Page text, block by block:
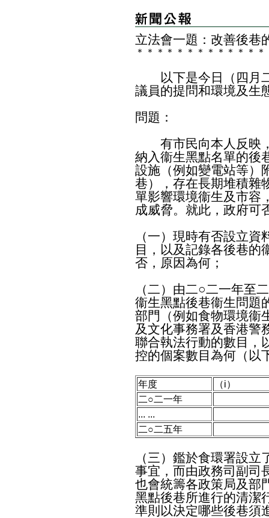
立法會一題：改善後巷
＊ ＊ ＊ ＊ ＊ ＊ ＊ ＊ ＊ ＊ ＊ ＊ ＊
以下是今日（四月二
議員的提問和環境及生
問題：
有市民向本人反映，
納入衞生黑點名單的後
設施（例如變電站等）
巷），存在長期堆積雜
單影響環境衞生及市容
成威脅。就此，政府可
（一）現時有否設立
目，以及記錄各後巷的
否，原因為何；
（二）由二○二一年至
衞生黑點後巷衞生問題
部門（例如食物環境衞
及文化事務署及香港警
聯合執法行動的數目，
控的個案數目為何（以
年度
（i）
二○二一年
... ...
二○二五年
（三）鑑於食環署設
事宜，而由政務司副司
也會統籌各政策局及部
黑點後巷所進行的清潔
準則以決定哪些後巷須